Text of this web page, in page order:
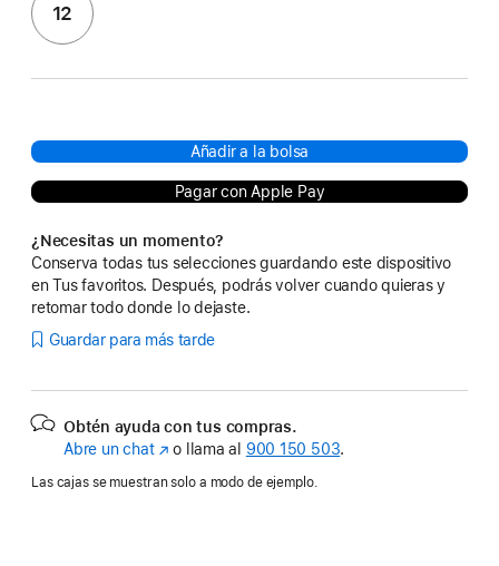
12
Añadir a la bolsa
Pagar con Apple Pay
¿Necesitas un momento?
Conserva todas tus selecciones guardando este dispositivo
en Tus favoritos. Después, podrás volver cuando quieras y
retomar todo donde lo dejaste.
Guardar para más tarde
Obtén ayuda con tus compras.
Abre un chat(Se
abre
o llama al 900 150 503.
Las cajas se muestran solo a modo de ejemplo.